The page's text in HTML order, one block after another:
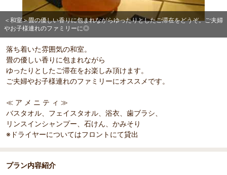
＜和室＞畳の優しい香りに包まれながらゆったりとしたご滞在をどうぞ。ご夫婦
やお子様連れのファミリーに◎
落ち着いた雰囲気の和室。
畳の優しい香りに包まれながら
ゆったりとしたご滞在をお楽しみ頂けます。
ご夫婦やお子様連れのファミリーにオススメです。
≪ ア メ ニ テ ィ ≫
バスタオル、フェイスタオル、浴衣、歯ブラシ、
リンスインシャンプー、石けん、かみそり
※ドライヤーについてはフロントにて貸出
プラン内容紹介
部屋詳細
＜和室＞畳の優しい香りに包まれながらゆったりとした
ご滞在をどうぞ。ご夫婦やお子様連れのファミリーに◎